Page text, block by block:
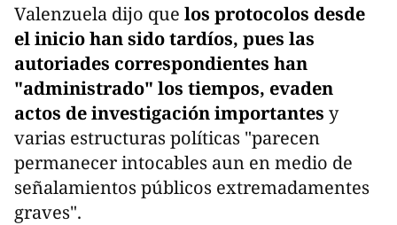
Valenzuela dijo que los protocolos desde
el inicio han sido tardíos, pues las
autoriades correspondientes han
"administrado" los tiempos, evaden
actos de investigación importantes y
varias estructuras políticas "parecen
permanecer intocables aun en medio de
señalamientos públicos extremadamentes
graves".